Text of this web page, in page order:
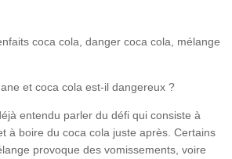
coca cola, danger coca cola, mélange
et coca cola est-il dangereux ?
entendu parler du défi qui consiste à
à boire du coca cola juste après. Certains
provoque des vomissements, voire